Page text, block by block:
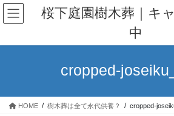
コ
ン
ン
ナ
ビ
ー
桜下庭園樹木葬｜キ
中
cropped-
HOME 樹木葬は全て永代供養？ cropped-